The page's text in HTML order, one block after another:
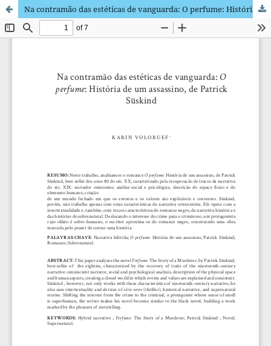
Na contramão das estéticas de vanguarda: O perfume: História de um assassino, de Patrick Süskind